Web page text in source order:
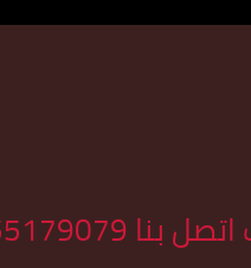
55179079